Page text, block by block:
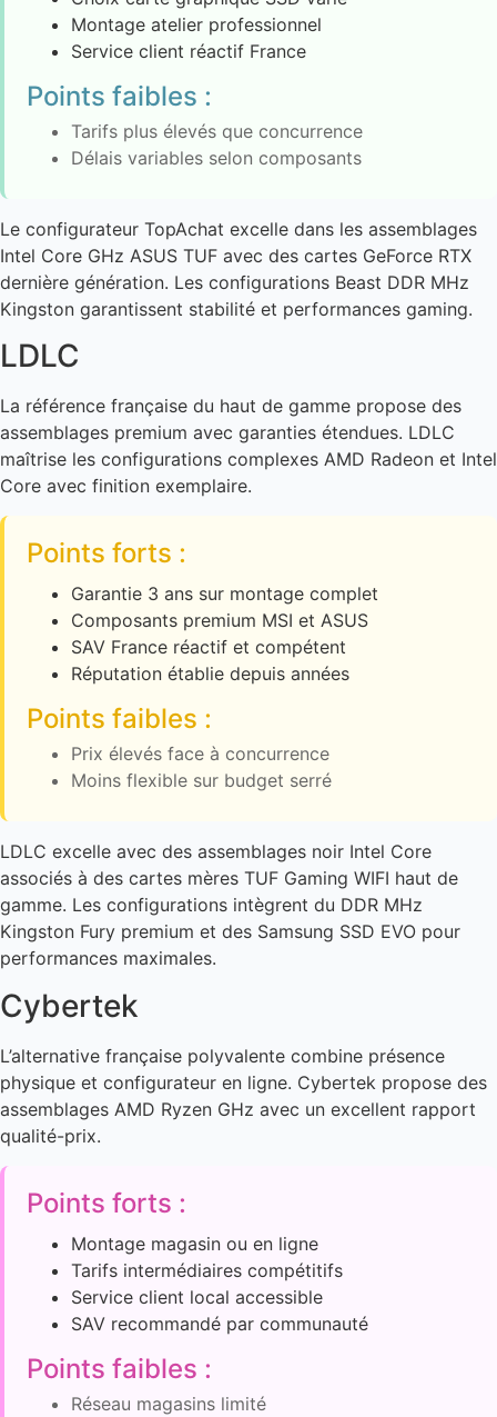
Montage atelier professionnel
Service client réactif France
Points faibles :
Tarifs plus élevés que concurrence
Délais variables selon composants
Le configurateur TopAchat excelle dans les assemblages
Intel Core GHz ASUS TUF avec des cartes GeForce RTX
dernière génération. Les configurations Beast DDR MHz
Kingston garantissent stabilité et performances gaming.
LDLC
La référence française du haut de gamme propose des
assemblages premium avec garanties étendues. LDLC
maîtrise les configurations complexes AMD Radeon et Intel
Core avec finition exemplaire.
Points forts :
Garantie 3 ans sur montage complet
Composants premium MSI et ASUS
SAV France réactif et compétent
Réputation établie depuis années
Points faibles :
Prix élevés face à concurrence
Moins flexible sur budget serré
LDLC excelle avec des assemblages noir Intel Core
associés à des cartes mères TUF Gaming WIFI haut de
gamme. Les configurations intègrent du DDR MHz
Kingston Fury premium et des Samsung SSD EVO pour
performances maximales.
Cybertek
L’alternative française polyvalente combine présence
physique et configurateur en ligne. Cybertek propose des
assemblages AMD Ryzen GHz avec un excellent rapport
qualité-prix.
Points forts :
Montage magasin ou en ligne
Tarifs intermédiaires compétitifs
Service client local accessible
SAV recommandé par communauté
Points faibles :
Réseau magasins limité